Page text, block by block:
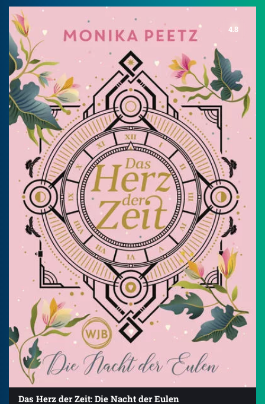
4.8
Das Herz der Zeit: Die Nacht der Eulen